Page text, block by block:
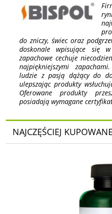
do zniczy, świec oraz
doskonale wpisujące się
zapachowe cechuje
najpiękniejszymi
ludzie z pasją dążący do
ulepszając produkty
Oferowane produkty
posiadają wymagane
NAJCZĘŚCIEJ